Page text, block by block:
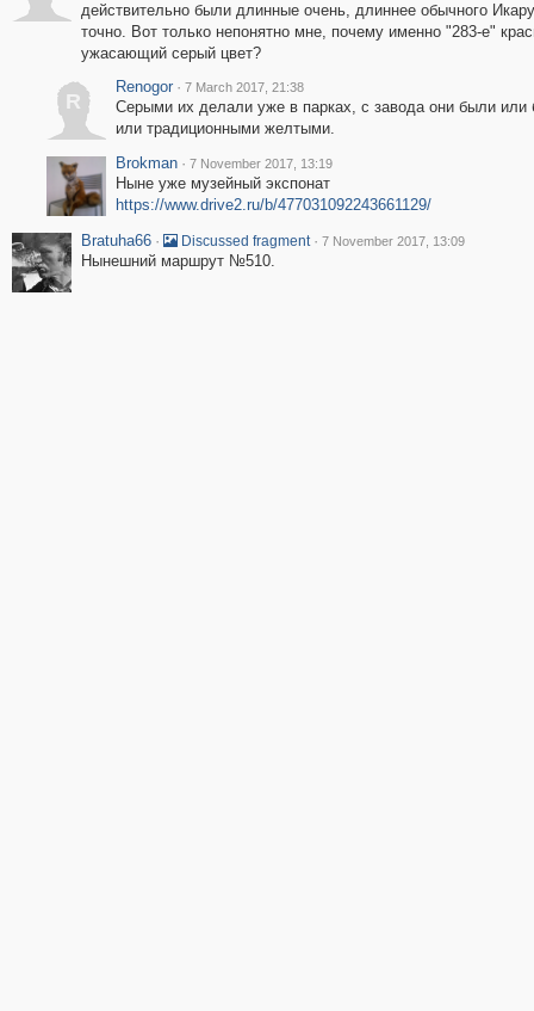
действительно были длинные очень, длиннее обычного
точно. Вот только непонятно мне, почему именно "283-е"
ужасающий серый цвет?
R
Renogor · 7 March 2017, 21:38
Серыми их делали уже в парках, с завода они были или
или традиционными желтыми.
Brokman · 7 November 2017, 13:19
Ныне уже музейный экспонат
https://www.drive2.ru/b/477031092243661129/
Bratuha66 · Discussed fragment · 7 November 2017, 13:09
Нынешний маршрут №510.